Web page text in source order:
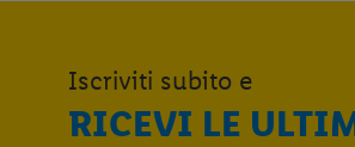
Iscriviti subito e
RICEVI LE